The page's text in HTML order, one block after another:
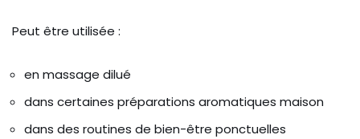
Peut être utilisée :
en massage dilué
dans certaines préparations aromatiques maison
dans des routines de bien-être ponctuelles